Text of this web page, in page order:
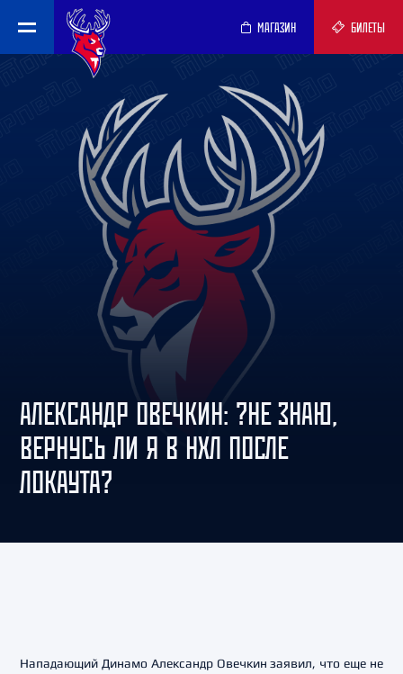
МАГАЗИН БИЛЕТЫ
АЛЕКСАНДР ОВЕЧКИН: ?НЕ ЗНАЮ,
ВЕРНУСЬ ЛИ Я В НХЛ ПОСЛЕ
ЛОКАУТА?
Нападающий Динамо Александр Овечкин заявил, что еще не